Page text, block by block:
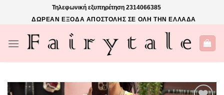
Τηλεφωνική εξυπηρέτηση 2314066385
ΔΩΡΕΑΝ ΕΞΟΔΑ ΑΠΟΣΤΟΛΗΣ ΣΕ ΟΛΗ ΤΗΝ ΕΛΛΑΔΑ